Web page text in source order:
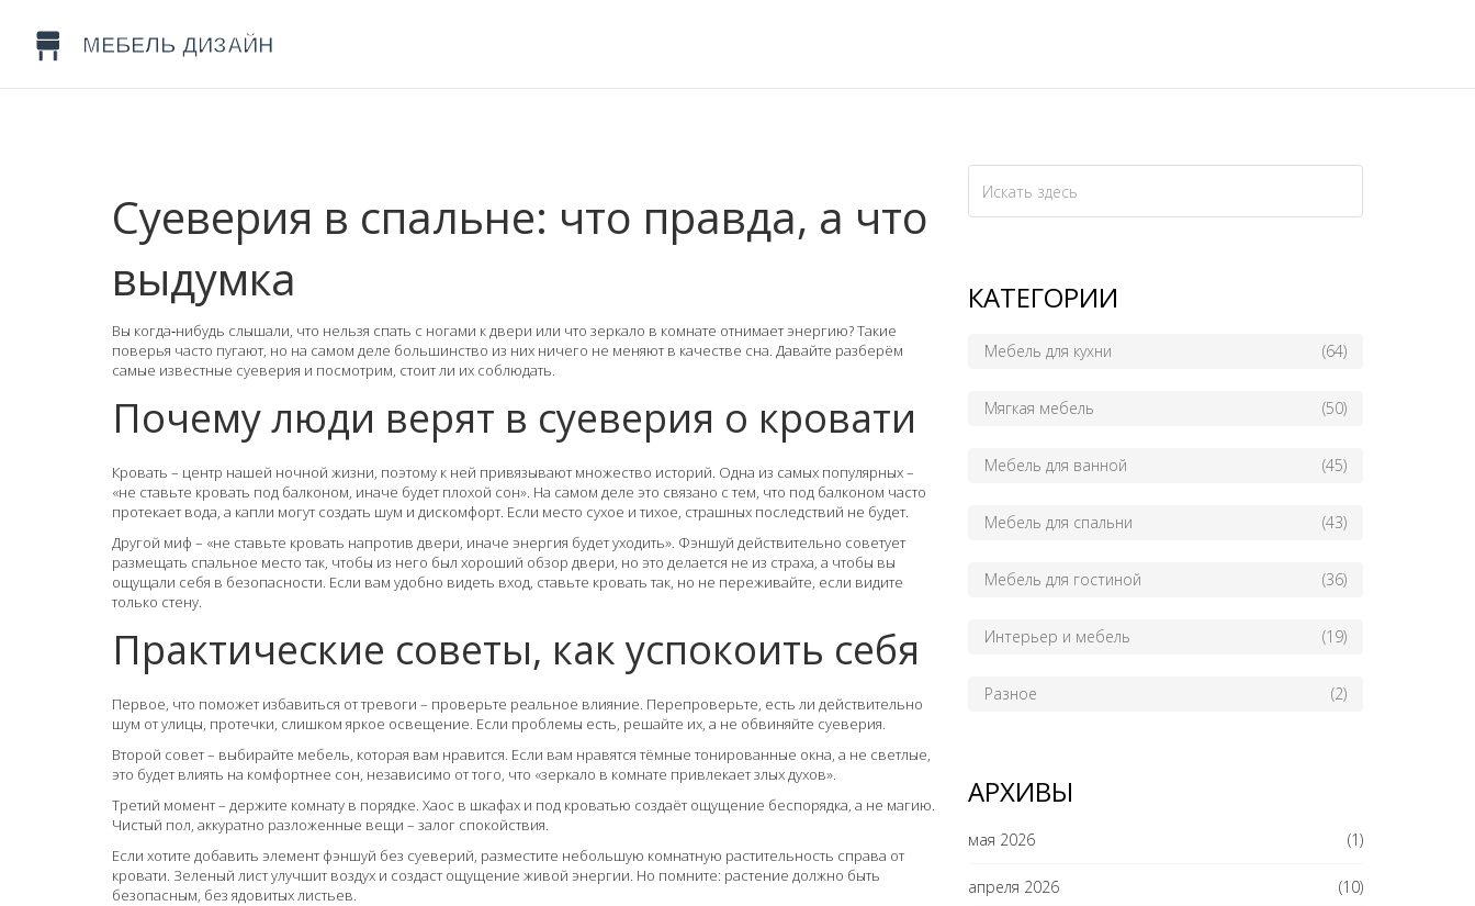
Суеверия в спальне: что правда, а что
выдумка
Вы когда‑нибудь слышали, что нельзя спать с ногами к двери или что зеркало в комнате отнимает энергию? Такие
поверья часто пугают, но на самом деле большинство из них ничего не меняют в качестве сна. Давайте разберём
самые известные суеверия и посмотрим, стоит ли их соблюдать.
Почему люди верят в суеверия о кровати
Кровать – центр нашей ночной жизни, поэтому к ней привязывают множество историй. Одна из самых популярных –
«не ставьте кровать под балконом, иначе будет плохой сон». На самом деле это связано с тем, что под балконом часто
протекает вода, а капли могут создать шум и дискомфорт. Если место сухое и тихое, страшных последствий не будет.
Другой миф – «не ставьте кровать напротив двери, иначе энергия будет уходить». Фэншуй действительно советует
размещать спальное место так, чтобы из него был хороший обзор двери, но это делается не из страха, а чтобы вы
ощущали себя в безопасности. Если вам удобно видеть вход, ставьте кровать так, но не переживайте, если видите
только стену.
Практические советы, как успокоить себя
Первое, что поможет избавиться от тревоги – проверьте реальное влияние. Перепроверьте, есть ли действительно
шум от улицы, протечки, слишком яркое освещение. Если проблемы есть, решайте их, а не обвиняйте суеверия.
Второй совет – выбирайте мебель, которая вам нравится. Если вам нравятся тёмные тонированные окна, а не светлые,
это будет влиять на комфортнее сон, независимо от того, что «зеркало в комнате привлекает злых духов».
Третий момент – держите комнату в порядке. Хаос в шкафах и под кроватью создаёт ощущение беспорядка, а не магию.
Чистый пол, аккуратно разложенные вещи – залог спокойствия.
Если хотите добавить элемент фэншуй без суеверий, разместите небольшую комнатную растительность справа от
кровати. Зеленый лист улучшит воздух и создаст ощущение живой энергии. Но помните: растение должно быть
безопасным, без ядовитых листьев.
КАТЕГОРИИ
Мебель для кухни (64)
Мягкая мебель (50)
Мебель для ванной (45)
Мебель для спальни (43)
Мебель для гостиной (36)
Интерьер и мебель (19)
Разное (2)
АРХИВЫ
мая 2026 (1)
апреля 2026 (10)